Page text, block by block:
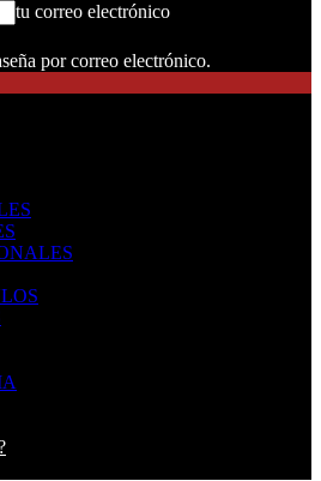
tu correo electrónico
por correo electrónico.